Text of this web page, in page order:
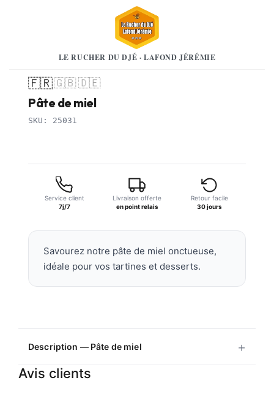
LE RUCHER DU DJÉ · LAFOND JÉRÉMIE
🇫🇷🇬🇧🇩🇪
Pâte de miel
SKU: 25031
Service client
7j/7
Livraison offerte
en point relais
Retour facile
30 jours
Savourez notre pâte de miel onctueuse,
idéale pour vos tartines et desserts.
Description — Pâte de miel
Avis clients